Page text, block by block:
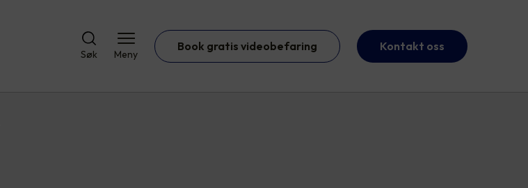
Søk Meny
Book gratis videobefaring Kontakt oss